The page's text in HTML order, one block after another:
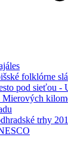
folklórne
pod sieťou -
Mierových
trhy